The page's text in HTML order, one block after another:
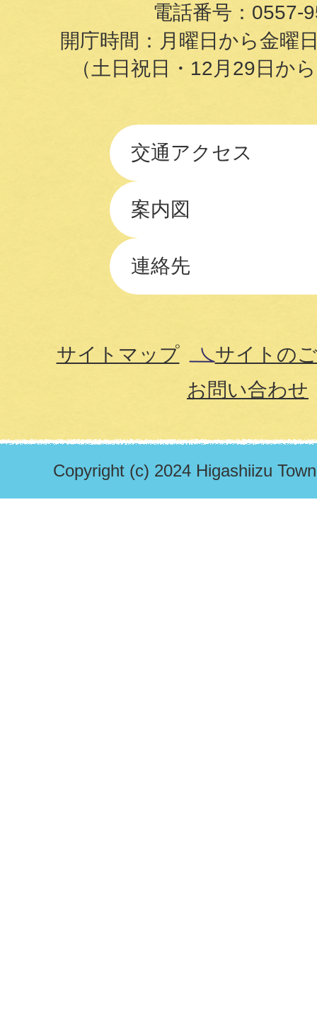
電話番号： 0557-
開庁時間：月曜日から金曜
（土日祝日・12月29日か
交通アクセス
案内図
連絡先
サイトマップ
サイトの
お問い合わせ
Copyright (c) 2024 Higashiizu